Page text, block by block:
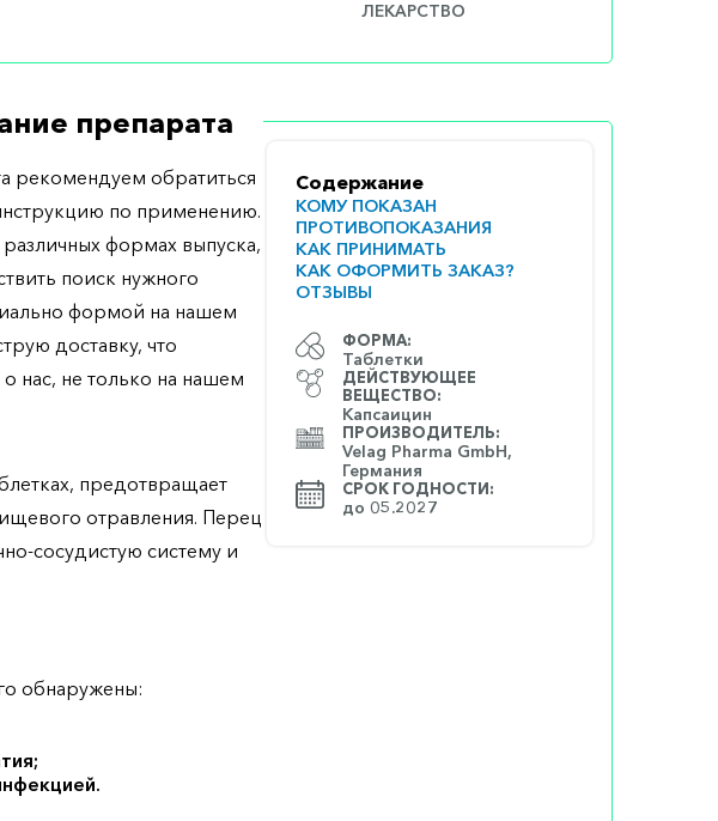
ЛЕКАРСТВО
препарата
Содержание
КОМУ ПОКАЗАН
ПРОТИВОПОКАЗАНИЯ
КАК ПРИНИМАТЬ
КАК ОФОРМИТЬ ЗАКАЗ?
ОТЗЫВЫ
ФОРМА:
Таблетки
ДЕЙСТВУЮЩЕЕ
ВЕЩЕСТВО:
Капсаицин
ПРОИЗВОДИТЕЛЬ:
Velag Pharma GmbH,
Германия
СРОК ГОДНОСТИ:
до 05.2027
рекомендуем обратиться
по применению.
формах выпуска,
поиск нужного
формой на нашем
доставку, что
нас, не только на нашем
предотвращает
отравления. Перец
сосудистую систему и
обнаружены: